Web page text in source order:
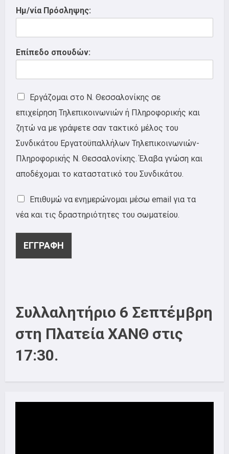
Ημ/νία Πρόσληψης:
Επίπεδο σπουδών:
Εργάζομαι στο Ν. Θεσσαλονίκης σε
επιχείρηση Τηλεπικοινωνιών ή Πληροφορικής και
ζητώ να με γράψετε σαν τακτικό μέλος του
Συνδικάτου Εργατοϋπαλλήλων Τηλεπικοινωνιών-
Πληροφορικής Ν. Θεσσαλονίκης. Έλαβα γνώση και
αποδέχομαι το καταστατικό του Συνδικάτου.
Επιθυμώ να ενημερώνομαι μέσω email για τα
νέα και τις δραστηριότητες του σωματείου.
ΕΓΓΡΑΦΗ
Συλλαλητήριο 6 Σεπτέμβρη
στη Πλατεία ΧΑΝΘ στις
17:30.